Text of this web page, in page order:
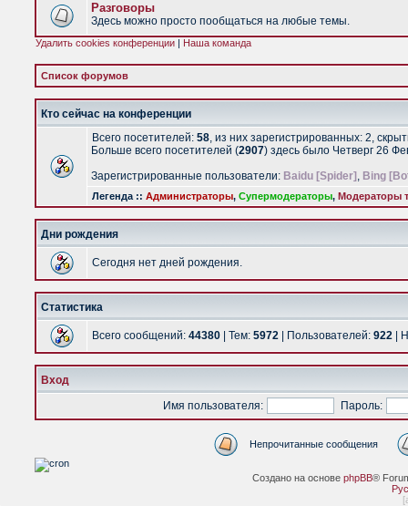
Разговоры
Здесь можно просто пообщаться на любые темы.
Удалить cookies конференции | Наша команда
Список форумов
Кто сейчас на конференции
Всего посетителей: 58, из них зарегистрированных: 2,
Больше всего посетителей (2907) здесь было Четверг 26
Зарегистрированные пользователи: Baidu [Spider] , Bing
Легенда :: Администраторы, Супермодераторы, Модераторы
Дни рождения
Сегодня нет дней рождения.
Статистика
Всего сообщений: 44380 | Тем: 5972 | Пользователей: 922 |
Вход
Имя пользователя:
Пароль:
Непрочитанные сообщения
Создано на основе phpBB®
[